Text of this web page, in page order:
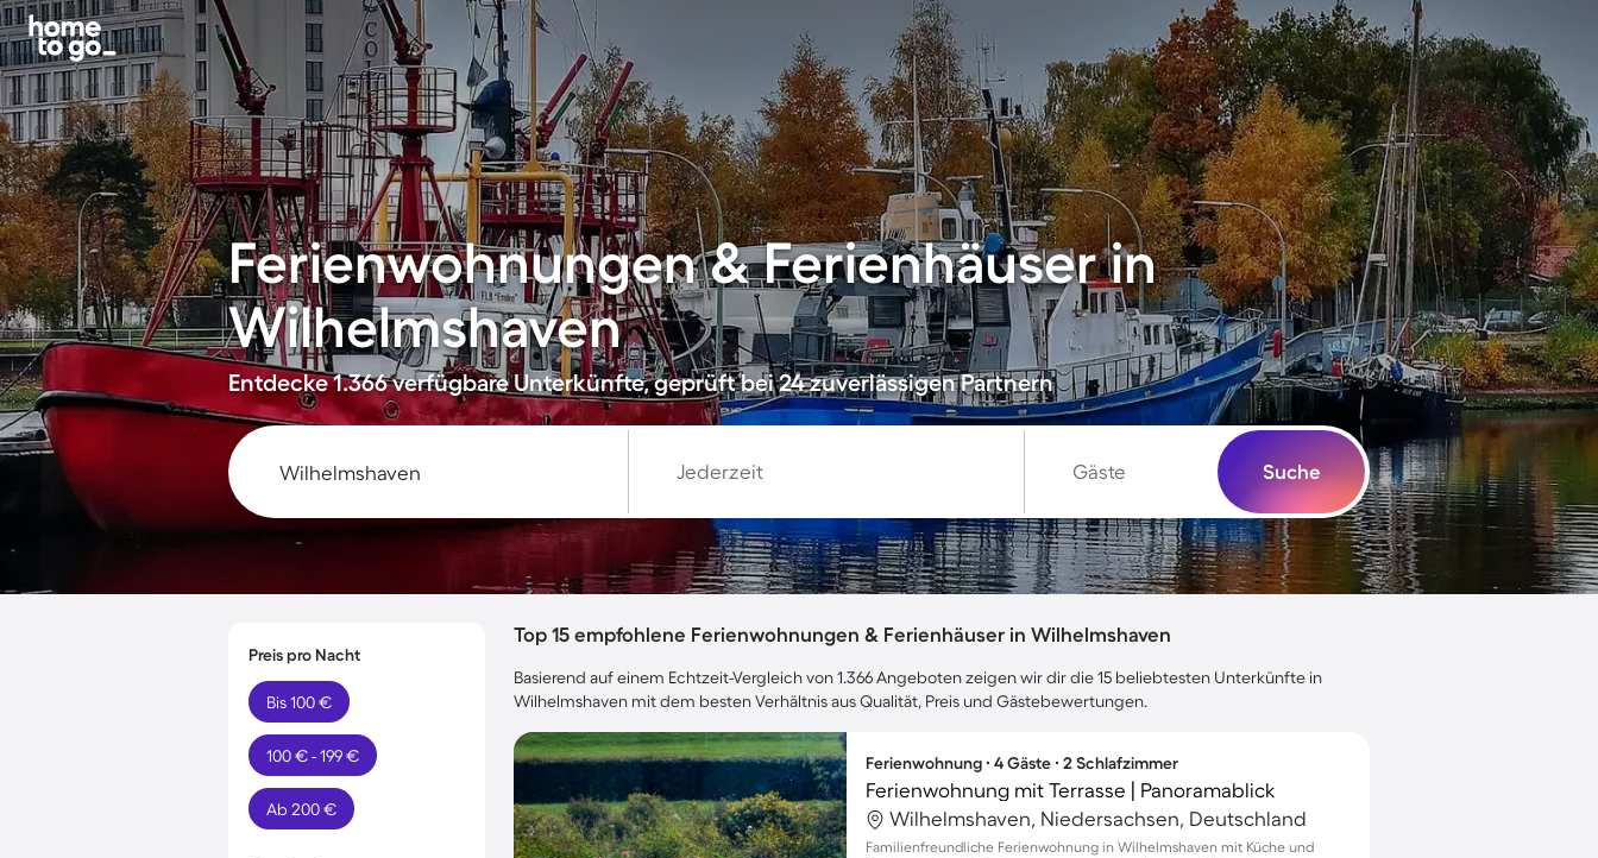
Ferienwohnungen & Ferienhäuser in
Wilhelmshaven
Entdecke 1.366 verfügbare Unterkünfte, geprüft bei 24 zuverlässigen Partnern
Jederzeit Gäste Suche
Preis pro Nacht
Bis 100 €
100 € - 199 €
Ab 200 €
Top 15 empfohlene Ferienwohnungen & Ferienhäuser in Wilhelmshaven
Basierend auf einem Echtzeit-Vergleich von 1.366 Angeboten zeigen wir dir die 15 beliebtesten Unterkünfte in
Wilhelmshaven mit dem besten Verhältnis aus Qualität, Preis und Gästebewertungen.
Ferienwohnung ∙ 4 Gäste ∙ 2 Schlafzimmer
Ferienwohnung mit Terrasse | Panoramablick
Wilhelmshaven, Niedersachsen, Deutschland
Familienfreundliche Ferienwohnung in Wilhelmshaven mit Küche und